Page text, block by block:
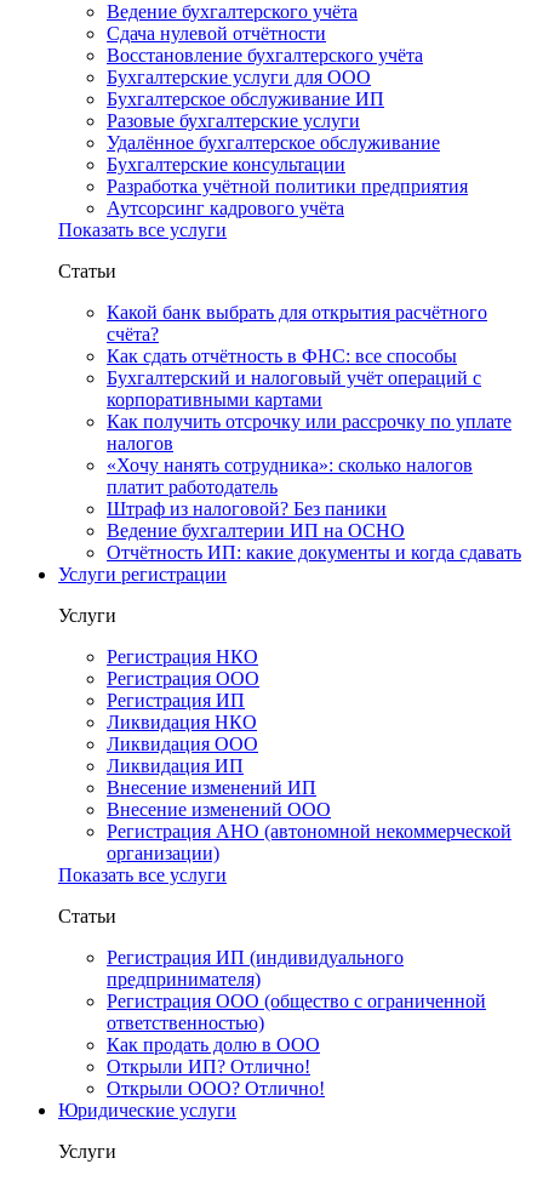
Ведение бухгалтерского учёта
Сдача нулевой отчётности
Восстановление бухгалтерского учёта
Бухгалтерские услуги для ООО
Бухгалтерское обслуживание ИП
Разовые бухгалтерские услуги
Удалённое бухгалтерское обслуживание
Бухгалтерские консультации
Разработка учётной политики предприятия
Аутсорсинг кадрового учёта
Показать все услуги
Статьи
Какой банк выбрать для открытия расчётного
счёта?
Как сдать отчётность в ФНС: все способы
Бухгалтерский и налоговый учёт операций с
корпоративными картами
Как получить отсрочку или рассрочку по уплате
налогов
«Хочу нанять сотрудника»: сколько налогов
платит работодатель
Штраф из налоговой? Без паники
Ведение бухгалтерии ИП на ОСНО
Отчётность ИП: какие документы и когда сдавать
Услуги регистрации
Услуги
Регистрация НКО
Регистрация ООО
Регистрация ИП
Ликвидация НКО
Ликвидация ООО
Ликвидация ИП
Внесение изменений ИП
Внесение изменений ООО
Регистрация АНО (автономной некоммерческой
организации)
Показать все услуги
Статьи
Регистрация ИП (индивидуального
предпринимателя)
Регистрация ООО (общество с ограниченной
ответственностью)
Как продать долю в ООО
Открыли ИП? Отлично!
Открыли ООО? Отлично!
Юридические услуги
Услуги